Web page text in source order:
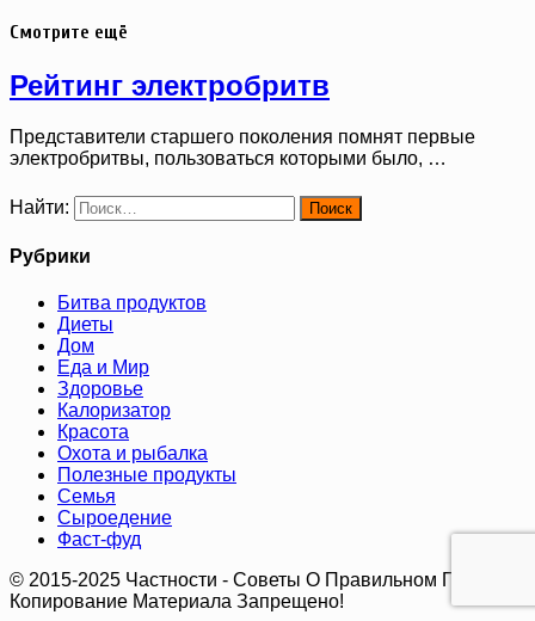
Смотрите ещё
Рейтинг электробритв
Представители старшего поколения помнят первые
электробритвы, пользоваться которыми было, …
Найти:
Рубрики
Битва продуктов
Диеты
Дом
Еда и Мир
Здоровье
Калоризатор
Красота
Охота и рыбалка
Полезные продукты
Семья
Сыроедение
Фаст-фуд
© 2015-2025 Частности - Советы О Правильном Питании.
Копирование Материала Запрещено!